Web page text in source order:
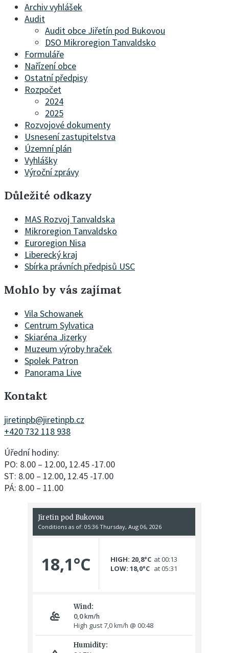
Archiv vyhlášek
Audit
Audit obce Jiřetín pod Bukovou
DSO Mikroregion Tanvaldsko
Formuláře
Nařízení obce
Ostatní předpisy
Rozpočet
2024
2025
Rozvojové dokumenty
Usnesení zastupitelstva
Územní plán
Vyhlášky
Výroční zprávy
Důležité odkazy
MAS Rozvoj Tanvaldska
Mikroregion Tanvaldsko
Euroregion Nisa
Liberecký kraj
Sbírka právních předpisů USC
Mohlo by vás zajímat
Vila Schowanek
Centrum Sylvatica
Skiaréna Jizerky
Muzeum výroby hraček
Spolek Patron
Panorama Live
Kontakt
jiretinpb@jiretinpb.cz
+420 732 118 938
Úřední hodiny:
PO: 8.00 – 12.00, 12.45 -17.00
ST: 8.00 – 12.00, 12.45 -17.00
PÁ: 8.00 – 11.00